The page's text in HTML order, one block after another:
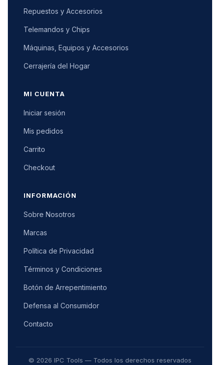
Repuestos y Accesorios
Telemandos y Chips
Máquinas, Equipos y Accesorios
Cerrajería del Hogar
MI CUENTA
Iniciar sesión
Mis pedidos
Carrito
Checkout
INFORMACIÓN
Sobre Nosotros
Marcas
Política de Privacidad
Términos y Condiciones
Botón de Arrepentimiento
Defensa al Consumidor
Contacto
© 2026 IPC Tools — Todos los derechos reservados